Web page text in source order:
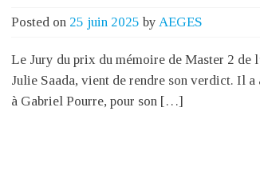
Posted on 25 juin 2025 by AEGES
Le Jury du prix du mémoire de Master 2 de
Julie Saada, vient de rendre son verdict. Il
à Gabriel Pourre, pour son […]